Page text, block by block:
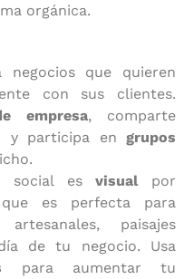
orgánica.
negocios que quieren
con sus clientes.
empresa, comparte
y participa en grupos
social esvisual por
es perfecta para
paisajes
de tu negocio. Usa
para aumentar tu